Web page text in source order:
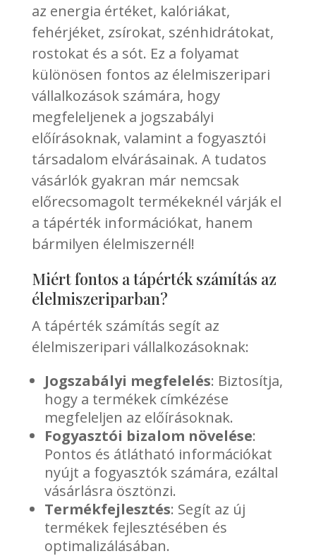
az energia értéket, kalóriákat,
fehérjéket, zsírokat, szénhidrátokat,
rostokat és a sót. Ez a folyamat
különösen fontos az élelmiszeripari
vállalkozások számára, hogy
megfeleljenek a jogszabályi
előírásoknak, valamint a fogyasztói
társadalom elvárásainak. A tudatos
vásárlók gyakran már nemcsak
előrecsomagolt termékeknél várják el
a tápérték információkat, hanem
bármilyen élelmiszernél!
Miért fontos a tápérték számítás az
élelmiszeriparban?
A tápérték számítás segít az
élelmiszeripari vállalkozásoknak:
Jogszabályi megfelelés: Biztosítja,
hogy a termékek címkézése
megfeleljen az előírásoknak.
Fogyasztói bizalom növelése:
Pontos és átlátható információkat
nyújt a fogyasztók számára, ezáltal
vásárlásra ösztönzi.
Termékfejlesztés: Segít az új
termékek fejlesztésében és
optimalizálásában.